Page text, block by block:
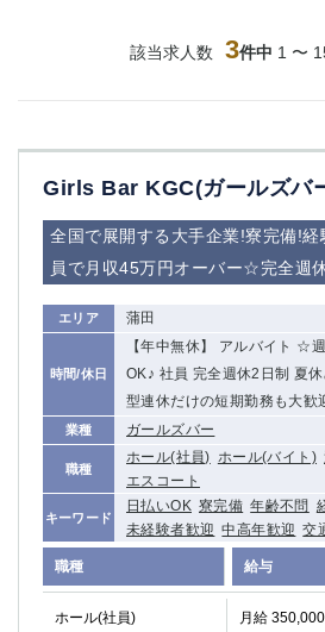
該当求人数 3件中 1 〜
Girls Bar KGC(ガールズバ
全国で展開する大手企業!寮完備!
員で月収45万円オーバー☆完全週
エリア 蒲田
時間/休日
【年中無休】 アルバイト ☆
OK♪ 社員 完全週休2日制 夏
型連休だけの短期勤務も大
業種 ガールズバー
職種
ホール(社員) ホール(バイト)
エスコート
キーワード
日払いOK 寮完備 年齢不問
未経験者歓迎 中高年歓迎 交
職種 給与
ホール(社員) 月給
北千住
赤羽
品川
蒲田東口
多摩センタ
浜松町
西葛西
中野
葛西
ひばりヶ丘（北口）
吉祥寺（南口／公園口） 小作・羽村
自由が丘
吉祥寺（北
四谷
錦糸町南口
下北沢・経堂
成増駅徒歩3分の好立地！
三軒茶屋（南口）
①歌舞伎
①歌舞伎町 ②新宿 ③西部新宿
①歌舞伎
①銀座 ②新橋
錦糸町(南口)
蒲田(西口)
清瀬（南口
①東武練馬 ②成増・板橋 ③大
池袋東口